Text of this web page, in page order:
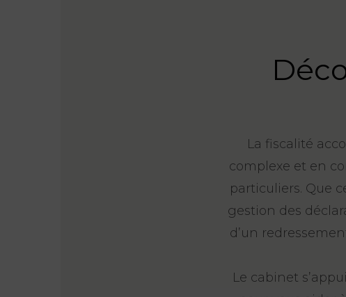
La fiscalité
complexe et en
particuliers. Que
gestion des
d’un
Le cabinet